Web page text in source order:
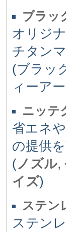
ブラッ
オリジ
チタン
(ブラッ
ィーア
ニッテ
省エネ
の提供
(ノズル,
イズ)
ステン
ステン